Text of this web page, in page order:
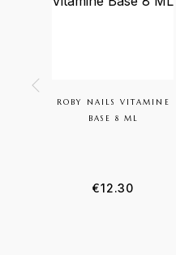
ROBY NAILS VITAMINE
BASE 8 ML
€12.30